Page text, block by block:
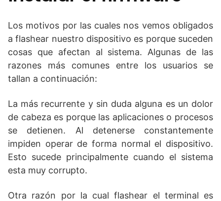
Los motivos por las cuales nos vemos obligados
a flashear nuestro dispositivo es porque suceden
cosas que afectan al sistema. Algunas de las
razones más comunes entre los usuarios se
tallan a continuación:
La más recurrente y sin duda alguna es un dolor
de cabeza es porque las aplicaciones o procesos
se detienen. Al detenerse constantemente
impiden operar de forma normal el dispositivo.
Esto sucede principalmente cuando el sistema
esta muy corrupto.
Otra razón por la cual flashear el terminal es